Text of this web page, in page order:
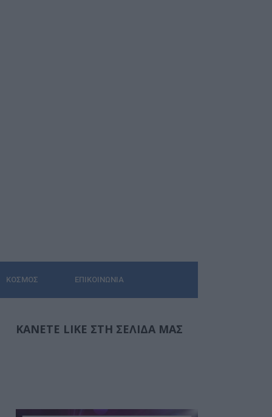
ΚΌΣΜΟΣ ΕΠΙΚΟΙΝΩΝΊΑ
ΚΆΝΕΤΕ LIKE ΣΤΗ ΣΕΛΊΔΑ ΜΑΣ